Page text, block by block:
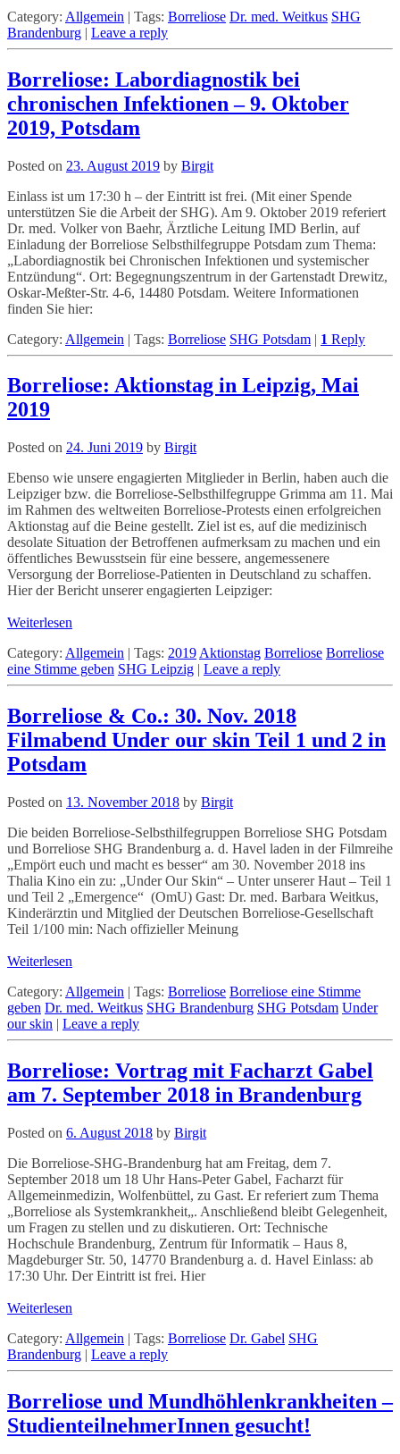
Category: Allgemein | Tags: Borreliose Dr. med. Weitkus SHG
Brandenburg | Leave a reply
Borreliose: Labordiagnostik bei
chronischen Infektionen – 9. Oktober
2019, Potsdam
Posted on 23. August 2019 by Birgit
Einlass ist um 17:30 h – der Eintritt ist frei. (Mit einer Spende
unterstützen Sie die Arbeit der SHG). Am 9. Oktober 2019 referiert
Dr. med. Volker von Baehr, Ärztliche Leitung IMD Berlin, auf
Einladung der Borreliose Selbsthilfegruppe Potsdam zum Thema:
„Labordiagnostik bei Chronischen Infektionen und systemischer
Entzündung“. Ort: Begegnungszentrum in der Gartenstadt Drewitz,
Oskar-Meßter-Str. 4-6, 14480 Potsdam. Weitere Informationen
finden Sie hier:
Category: Allgemein | Tags: Borreliose SHG Potsdam | 1 Reply
Borreliose: Aktionstag in Leipzig, Mai
2019
Posted on 24. Juni 2019 by Birgit
Ebenso wie unsere engagierten Mitglieder in Berlin, haben auch die
Leipziger bzw. die Borreliose-Selbsthilfegruppe Grimma am 11. Mai
im Rahmen des weltweiten Borreliose-Protests einen erfolgreichen
Aktionstag auf die Beine gestellt. Ziel ist es, auf die medizinisch
desolate Situation der Betroffenen aufmerksam zu machen und ein
öffentliches Bewusstsein für eine bessere, angemessenere
Versorgung der Borreliose-Patienten in Deutschland zu schaffen.
Hier der Bericht unserer engagierten Leipziger:
Weiterlesen
Category: Allgemein | Tags: 2019 Aktionstag Borreliose Borreliose
eine Stimme geben SHG Leipzig | Leave a reply
Borreliose & Co.: 30. Nov. 2018
Filmabend Under our skin Teil 1 und 2 in
Potsdam
Posted on 13. November 2018 by Birgit
Die beiden Borreliose-Selbsthilfegruppen Borreliose SHG Potsdam
und Borreliose SHG Brandenburg a. d. Havel laden in der Filmreihe
„Empört euch und macht es besser“ am 30. November 2018 ins
Thalia Kino ein zu: „Under Our Skin“ – Unter unserer Haut – Teil 1
und Teil 2 „Emergence“ (OmU) Gast: Dr. med. Barbara Weitkus,
Kinderärztin und Mitglied der Deutschen Borreliose-Gesellschaft
Teil 1/100 min: Nach offizieller Meinung
Weiterlesen
Category: Allgemein | Tags: Borreliose Borreliose eine Stimme
geben Dr. med. Weitkus SHG Brandenburg SHG Potsdam Under
our skin | Leave a reply
Borreliose: Vortrag mit Facharzt Gabel
am 7. September 2018 in Brandenburg
Posted on 6. August 2018 by Birgit
Die Borreliose-SHG-Brandenburg hat am Freitag, dem 7.
September 2018 um 18 Uhr Hans-Peter Gabel, Facharzt für
Allgemeinmedizin, Wolfenbüttel, zu Gast. Er referiert zum Thema
„Borreliose als Systemkrankheit„. Anschließend bleibt Gelegenheit,
um Fragen zu stellen und zu diskutieren. Ort: Technische
Hochschule Brandenburg, Zentrum für Informatik – Haus 8,
Magdeburger Str. 50, 14770 Brandenburg a. d. Havel Einlass: ab
17:30 Uhr. Der Eintritt ist frei. Hier
Weiterlesen
Category: Allgemein | Tags: Borreliose Dr. Gabel SHG
Brandenburg | Leave a reply
Borreliose und Mundhöhlenkrankheiten –
StudienteilnehmerInnen gesucht!